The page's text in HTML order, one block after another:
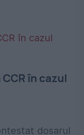
în cazul
dosarul